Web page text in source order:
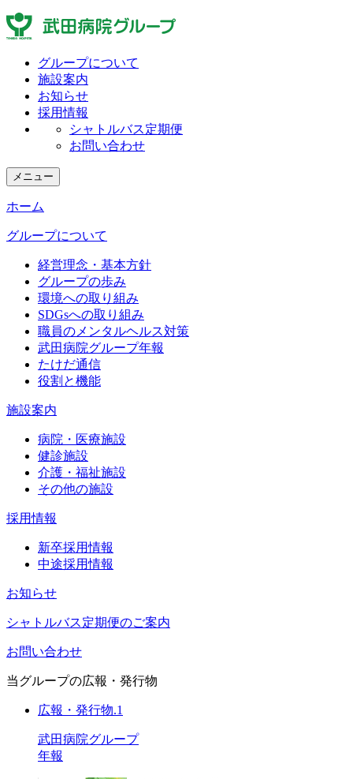
グループについて
施設案内
お知らせ
採用情報
シャトルバス定期便
お問い合わせ
メニュー
ホーム
グループについて
経営理念・基本方針
グループの歩み
環境への取り組み
SDGsへの取り組み
職員のメンタルヘルス対策
武田病院グループ年報
たけだ通信
役割と機能
施設案内
病院・医療施設
健診施設
介護・福祉施設
その他の施設
採用情報
新卒採用情報
中途採用情報
お知らせ
シャトルバス定期便のご案内
お問い合わせ
当グループの広報・発行物
広報・発行物.1
武田病院グループ
年報